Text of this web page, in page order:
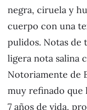
negra, ciruela y
cuerpo con una
pulidos. Notas de
ligera nota salina
Notoriamente de
muy refinado que
7 años de vida,